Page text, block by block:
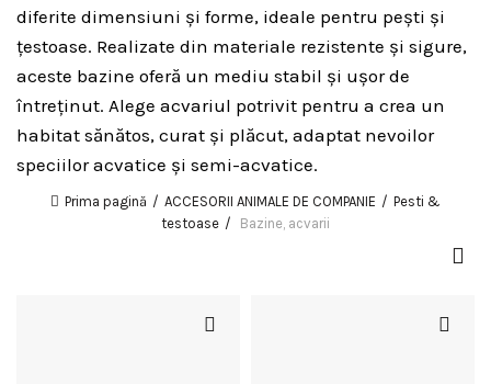
diferite dimensiuni și forme, ideale pentru pești și
țestoase. Realizate din materiale rezistente și sigure,
aceste bazine oferă un mediu stabil și ușor de
întreținut. Alege acvariul potrivit pentru a crea un
habitat sănătos, curat și plăcut, adaptat nevoilor
speciilor acvatice și semi-acvatice.
Prima pagină ACCESORII ANIMALE DE COMPANIE
Pesti &
testoase
Bazine, acvarii